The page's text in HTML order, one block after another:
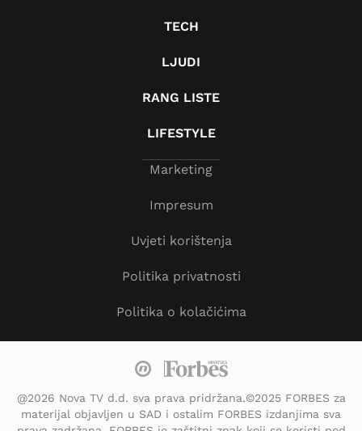
TECH
LJUDI
RANG LISTE
LIFESTYLE
Marketing
Impresum
Uvjeti korištenja
Politika privatnosti
Politika o kolačićima
@2026 Nova TV d.d. sva prava pridržana.©2025 FORBES za
materijal objavljen u SAD i ostalim FORBES izdanjima sva